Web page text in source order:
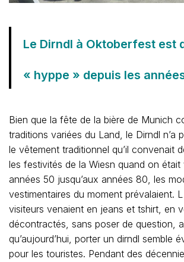
Le Dirndl à Oktoberfest est
« hyppe » depuis les
Bien que la fête de la bière de Munich
traditions variées du Land, le Dirndl n’a
le vêtement traditionnel qu’il convenait
les festivités de la Wiesn quand on était
années 50 jusqu’aux années 80, les
vestimentaires du moment prévalaient.
visiteurs venaient en jeans et tshirt, en
décontractés, sans poser de question,
qu’aujourd’hui, porter un dirndl semble
pour les touristes. Pendant des